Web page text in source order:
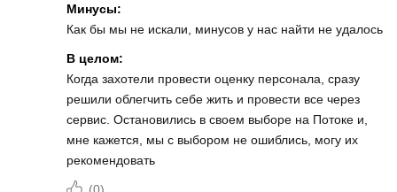
Минусы:
Как бы мы не искали, минусов у нас найти не удалось
В целом:
Когда захотели провести оценку персонала, сразу
решили облегчить себе жить и провести все через
сервис. Остановились в своем выборе на Потоке и,
мне кажется, мы с выбором не ошиблись, могу их
рекомендовать
(0)